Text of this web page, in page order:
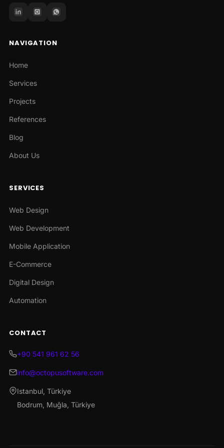
NAVIGATION
Home
Services
Projects
References
Blog
About Us
SERVICES
Web Design
Web Development
Mobile Application
E-Commerce
Digital Design
Automation
CONTACT
+90 541 961 62 56
info@octopusoftware.com
Istanbul, Türkiye
Bodrum, Muğla, Türkiye